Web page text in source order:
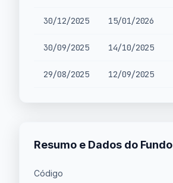
30/12/2025 15/01/2026
30/09/2025 14/10/2025
29/08/2025 12/09/2025
Resumo e Dados do Fundo
Código